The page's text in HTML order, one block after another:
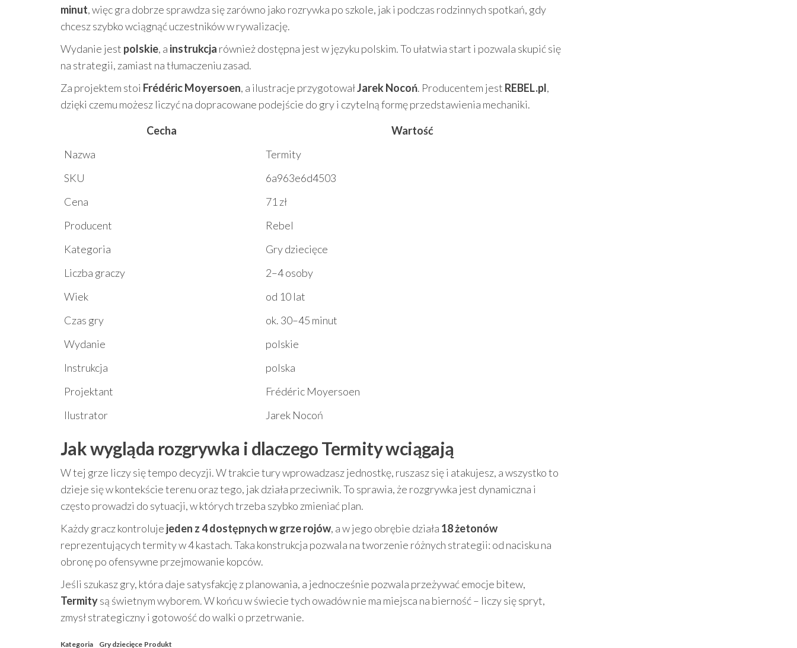
minut, więc gra dobrze sprawdza się zarówno jako rozrywka po szkole, jak i podczas rodzinnych spotkań, gdy
chcesz szybko wciągnąć uczestników w rywalizację.
Wydanie jest polskie, a instrukcja również dostępna jest w języku polskim. To ułatwia start i pozwala skupić się
na strategii, zamiast na tłumaczeniu zasad.
Za projektem stoi Frédéric Moyersoen, a ilustracje przygotowałJarek Nocoń. Producentem jest REBEL.pl,
dzięki czemu możesz liczyć na dopracowane podejście do gry i czytelną formę przedstawienia mechaniki.
Cecha
Wartość
Nazwa
Termity
SKU
6a963e6d4503
Cena
71 zł
Producent
Rebel
Kategoria
Gry dziecięce
Liczba graczy
2–4 osoby
Wiek
od 10 lat
Czas gry
ok. 30–45 minut
Wydanie
polskie
Instrukcja
polska
Projektant
Frédéric Moyersoen
Ilustrator
Jarek Nocoń
Jak wygląda rozgrywka i dlaczego Termity wciągają
W tej grze liczy się tempo decyzji. W trakcie tury wprowadzasz jednostkę, ruszasz się i atakujesz, a wszystko to
dzieje się w kontekście terenu oraz tego, jak działa przeciwnik. To sprawia, że rozgrywka jest dynamiczna i
często prowadzi do sytuacji, w których trzeba szybko zmieniać plan.
Każdy gracz kontroluje jeden z 4 dostępnych w grze rojów, a w jego obrębie działa 18 żetonów
reprezentujących termity w 4 kastach. Taka konstrukcja pozwala na tworzenie różnych strategii: od nacisku na
obronę po ofensywne przejmowanie kopców.
Jeśli szukasz gry, która daje satysfakcję z planowania, a jednocześnie pozwala przeżywać emocje bitew,
Termitysą świetnym wyborem. W końcu w świecie tych owadów nie ma miejsca na bierność – liczy się spryt,
zmysł strategiczny i gotowość do walki o przetrwanie.
Kategoria Gry dziecięce Produkt